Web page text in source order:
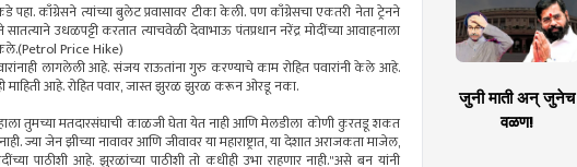
काँग्रेसने त्यांच्या बुलेट प्रवासावर टीका केली. पण काँग्रेसचा एकतरी नेता ट्रेनने
उधळपट्टी करतात त्याचवेळी देवाभाऊ पंतप्रधान नरेंद्र मोदींच्या आवाहनाला
Price Hike)
लागलेली आहे. संजय राऊतांना गुरु करण्याचे काम रोहित पवारांनी केले आहे.
आहे. रोहित पवार, जास्त झुरळ झुरळ करून ओरडू नका.
तुमच्या मतदारसंघाची काळजी घेता येत नाही आणि मेलडीला कोणी कुरतडू शकत
ज्या जेन झीच्या नावावर आणि जीवावर या महाराष्ट्रात, या देशात अराजकता माजेल,
पाठीशी आहे. झुरळांच्या पाठीशी तो कधीही उभा राहणार नाही."असे बन यांनी
जुनी माती अन् जुनेच
वळण!